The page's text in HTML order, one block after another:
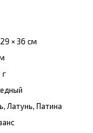
× 36 см
г
Латунь, Патина